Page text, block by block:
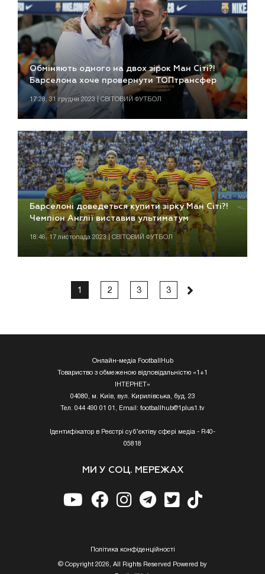
Обміняють одного на двох зірок Ман Сіті?!
Барселона хоче провернути ТОПтрансфер
17:28, 31 грудня 2023 | СВІТОВИЙ ФУТБОЛ
Барселоні доведеться купити зірку Ман Сіті?!
Чемпіон Англії виставив ультиматум
18:46, 17 листопада 2023 | СВІТОВИЙ ФУТБОЛ
1 2 3 3
Онлайн-медіа FootballHub
Товариство з обмеженою відповідальністю «1+1
ІНТЕРНЕТ»
04080, м. Київ, вул. Кирилівська, буд. 23
Тел. 044 490 01 01, Email: footballhub@1plus1.tv
Ідентифікатор в Реєстрі суб’єктіву сфері медіа - R40-
05818
МИ У СОЦ. МЕРЕЖАХ
Полiтика конфiденцiйностi
© Copyright 2026, All Rights Reserved Powered by